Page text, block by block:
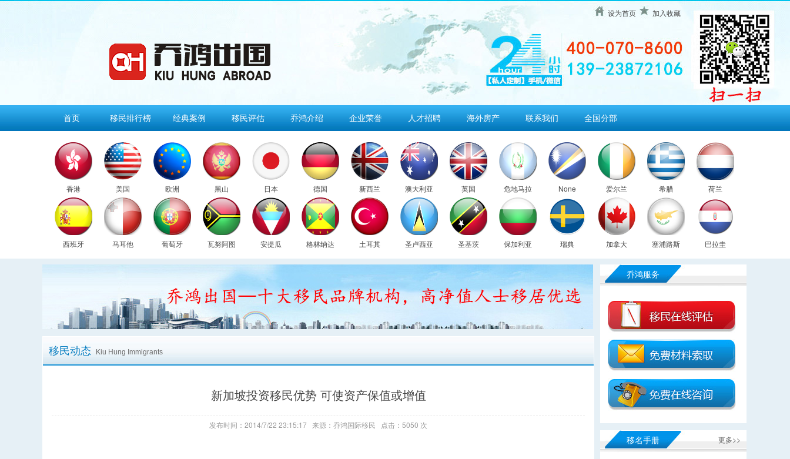
设为首页 加入收藏
首页 移民排行榜 经典案例 移民评估 乔鸿介绍 企业荣誉 人才招聘 海外房产 联系我们 全国分部
香港 美国 欧洲 黑山 日本 德国 新西兰 澳大利亚 英国 危地马拉 None 爱尔兰 希腊 荷兰
西班牙 马耳他 葡萄牙 瓦努阿图 安提瓜 格林纳达 土耳其 圣卢西亚 圣基茨 保加利亚 瑞典 加拿大 塞浦路斯 巴拉圭
移民动态 Kiu Hung Immigrants
新加坡投资移民优势 可使资产保值或增值
发布时间：2014/7/22 23:15:17 来源：乔鸿国际移民 点击：5050 次
乔鸿服务
更多>>
移名手册